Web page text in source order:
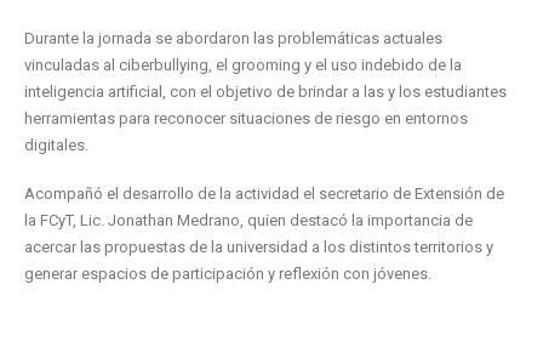
Durante la jornada se abordaron las problemáticas actuales
vinculadas al ciberbullying, el grooming y el uso indebido de la
inteligencia artificial, con el objetivo de brindar a las y los estudiantes
herramientas para reconocer situaciones de riesgo en entornos
digitales.
Acompañó el desarrollo de la actividad el secretario de Extensión de
la FCyT, Lic. Jonathan Medrano, quien destacó la importancia de
acercar las propuestas de la universidad a los distintos territorios y
generar espacios de participación y reflexión con jóvenes.